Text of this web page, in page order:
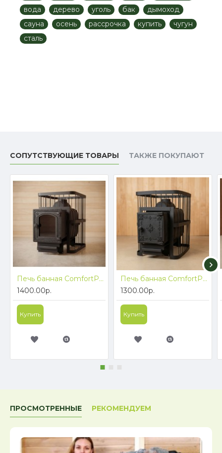
вода
дерево уголь бак
дымоход
сауна
осень рассрочка купить
чугун
сталь
СОПУТСТВУЮЩИЕ ТОВАРЫ ТАКЖЕ ПОКУПАЮТ
Печь банная ComfortProm ЧУГУН ПРЕМИУМ, для парной до 26 кубов, вес 83 кг, длина дров до 50 см, на 160 кг камней, чугунная дверь со стеклом
1400.00р.
Купить
Печь банная ComfortProm ЧУГУН ПРЕМИУМ, для парной до 26 кубов, вес 84 кг, длина дров до 50 см, на 160 кг камней, чугунная дверь
1300.00р.
Купить
ПРОСМОТРЕННЫЕ РЕКОМЕНДУЕМ